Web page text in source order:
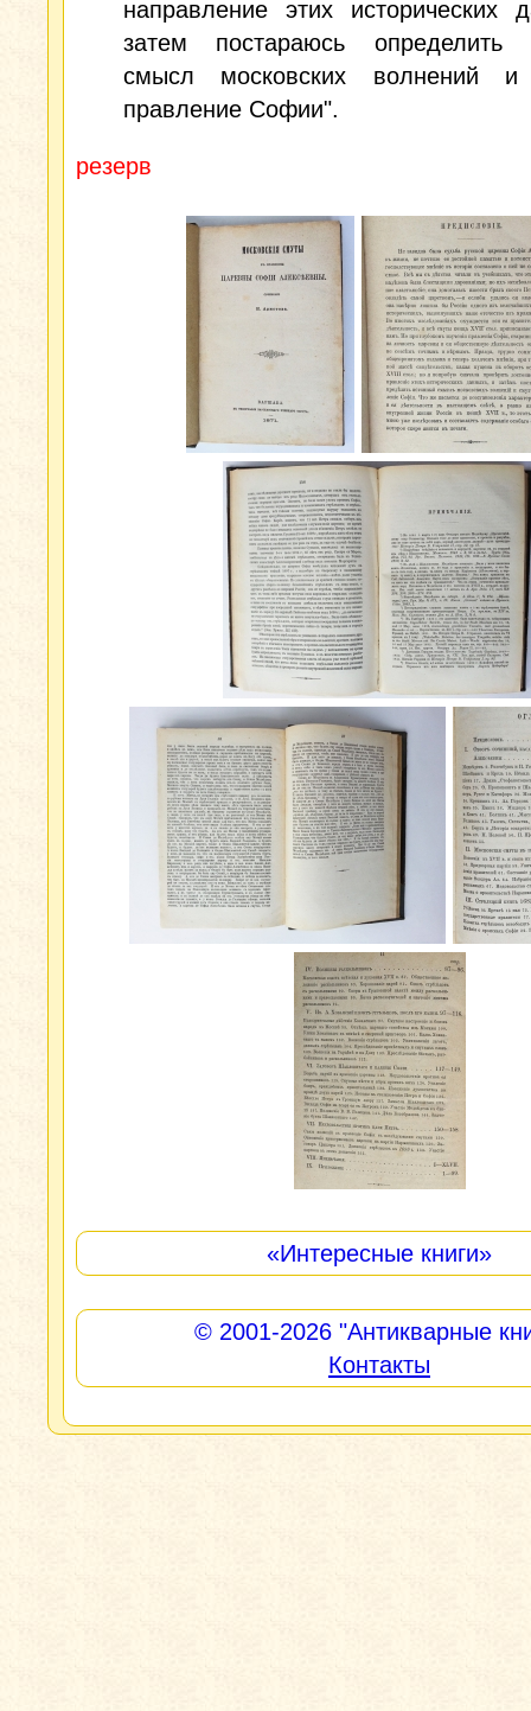
направление этих исторических
затем постараюсь определить
смысл московских волнений
правление Софии".
резерв
«Интересные книги»
© 2001-2026 "Антикварные
Контакты